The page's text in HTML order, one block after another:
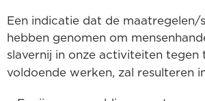
Een indicatie dat de maatregelen/
hebben genomen om
slavernij in onze activiteiten tegen
voldoende werken, zal resulteren